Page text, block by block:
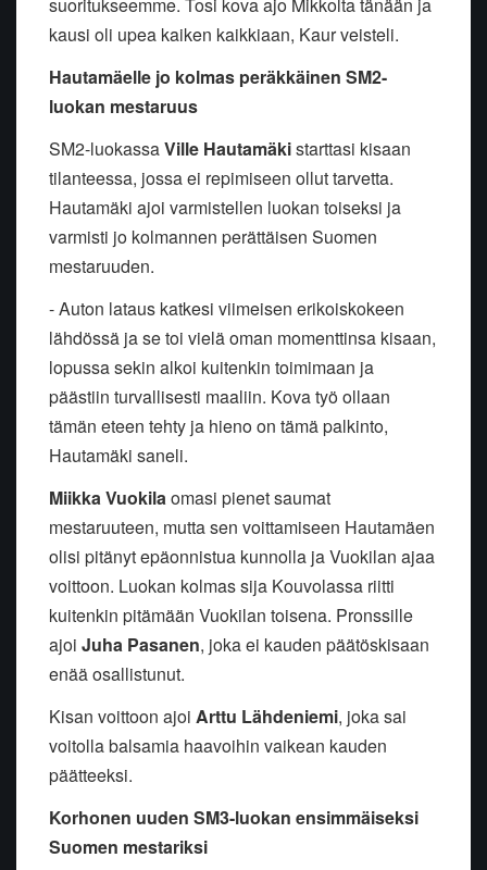
suoritukseemme. Tosi kova ajo Mikkolta tänään ja
kausi oli upea kaiken kaikkiaan, Kaur veisteli.
Hautamäelle jo kolmas peräkkäinen SM2-
luokan mestaruus
SM2-luokassaVille Hautamäkistarttasi kisaan
tilanteessa, jossa ei repimiseen ollut tarvetta.
Hautamäki ajoi varmistellen luokan toiseksi ja
varmisti jo kolmannen perättäisen Suomen
mestaruuden.
- Auton lataus katkesi viimeisen erikoiskokeen
lähdössä ja se toi vielä oman momenttinsa kisaan,
lopussa sekin alkoi kuitenkin toimimaan ja
päästiin turvallisesti maaliin. Kova työ ollaan
tämän eteen tehty ja hieno on tämä palkinto,
Hautamäki saneli.
Miikka Vuokilaomasi pienet saumat
mestaruuteen, mutta sen voittamiseen Hautamäen
olisi pitänyt epäonnistua kunnolla ja Vuokilan ajaa
voittoon. Luokan kolmas sija Kouvolassa riitti
kuitenkin pitämään Vuokilan toisena. Pronssille
ajoi Juha Pasanen, joka ei kauden päätöskisaan
enää osallistunut.
Kisan voittoon ajoi Arttu Lähdeniemi, joka sai
voitolla balsamia haavoihin vaikean kauden
päätteeksi.
Korhonen uuden SM3-luokan ensimmäiseksi
Suomen mestariksi